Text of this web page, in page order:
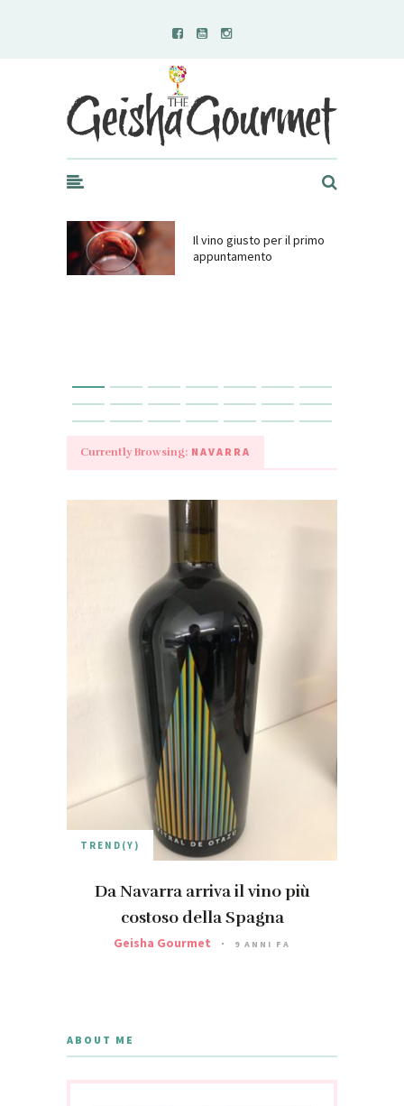
Geisha Gourmet
Il vino giusto per il primo
appuntamento
Currently Browsing: NAVARRA
TREND(Y)
Da Navarra arriva il vino più
costoso della Spagna
Geisha Gourmet 9 ANNI FA
ABOUT ME